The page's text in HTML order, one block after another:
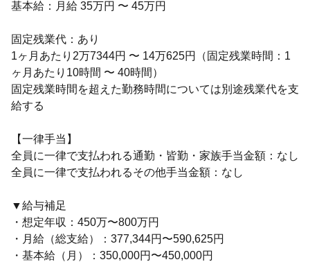
基本給：月給 35万円 〜 45万円
固定残業代：あり
1ヶ月あたり2万7344円 〜 14万625円（固定残業時間：1
ヶ月あたり10時間 〜 40時間）
固定残業時間を超えた勤務時間については別途残業代を支
給する
【一律手当】
全員に一律で支払われる通勤・皆勤・家族手当金額：なし
全員に一律で支払われるその他手当金額：なし
▼給与補足
・想定年収：450万〜800万円
・月給（総支給）：377,344円〜590,625円
・基本給（月）：350,000円〜450,000円